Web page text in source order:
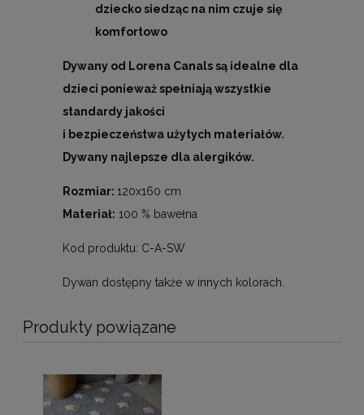
dziecko siedząc na nim czuje się
komfortowo
Dywany od Lorena Canals są idealne dla
dzieci ponieważ spełniają wszystkie
standardy jakości
i bezpieczeństwa użytych materiałów.
Dywany najlepsze dla alergików.
Rozmiar: 120x160 cm
Materiał: 100 % bawełna
Kod produktu: C-A-SW
Dywan dostępny także w innych kolorach.
Produkty powiązane